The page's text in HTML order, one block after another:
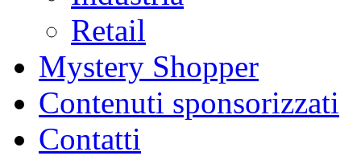
Retail
Mystery Shopper
Contenuti sponsorizzati
Contatti